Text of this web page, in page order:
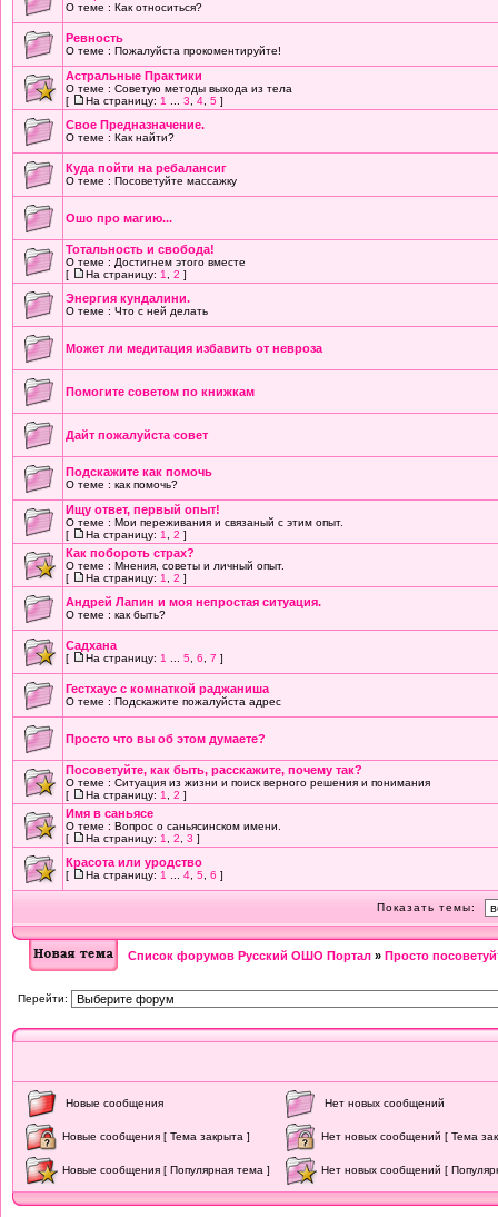
О теме : Как относиться?
Ревность
О теме : Пожалуйста прокоментируйте!
Астральные Практики
О теме : Советую методы выхода из тела
[
На страницу: 1 3 4 5 ]
Свое Предназначение.
О теме : Как найти?
Куда пойти на ребалансиг
О теме : Посоветуйте массажку
Ошо про магию...
Тотальность и свобода!
О теме : Достигнем этого вместе
[
На страницу: 1 2 ]
Энергия кундалини.
О теме : Что с ней делать
Может ли медитация избавить от невроза
Помогите советом по книжкам
Дайт пожалуйста совет
Подскажите как помочь
О теме : как помочь?
Ищу ответ, первый опыт!
О теме : Мои переживания и связаный с этим опыт.
[
На страницу: 1 2 ]
Как побороть страх?
О теме : Мнения, советы и личный опыт.
[
На страницу: 1 2 ]
Андрей Лапин и моя непростая ситуация.
О теме : как быть?
Садхана
[ На страницу: 1 5 6 7 ]
Гестхаус с комнаткой раджаниша
О теме : Подскажите пожалуйста адрес
Просто что вы об этом думаете?
Посоветуйте, как быть, расскажите, почему так?
О теме : Ситуация из жизни и поиск верного решения и понимания
[
На страницу: 1 2 ]
Имя в саньясе
О теме : Вопрос о саньясинском имени.
[
На страницу: 1 2 3 ]
Красота или уродство
[ На страницу: 1 4 5 6 ]
Показать темы:
Список форумов Русский ОШО Портал » Просто
Перейти:
Новые сообщения Нет новых сообщений
Новые сообщения [ Тема закрыта ] Нет новых сообщений [ Тема
Новые сообщения [ Популярная тема ] Нет новых сообщений [